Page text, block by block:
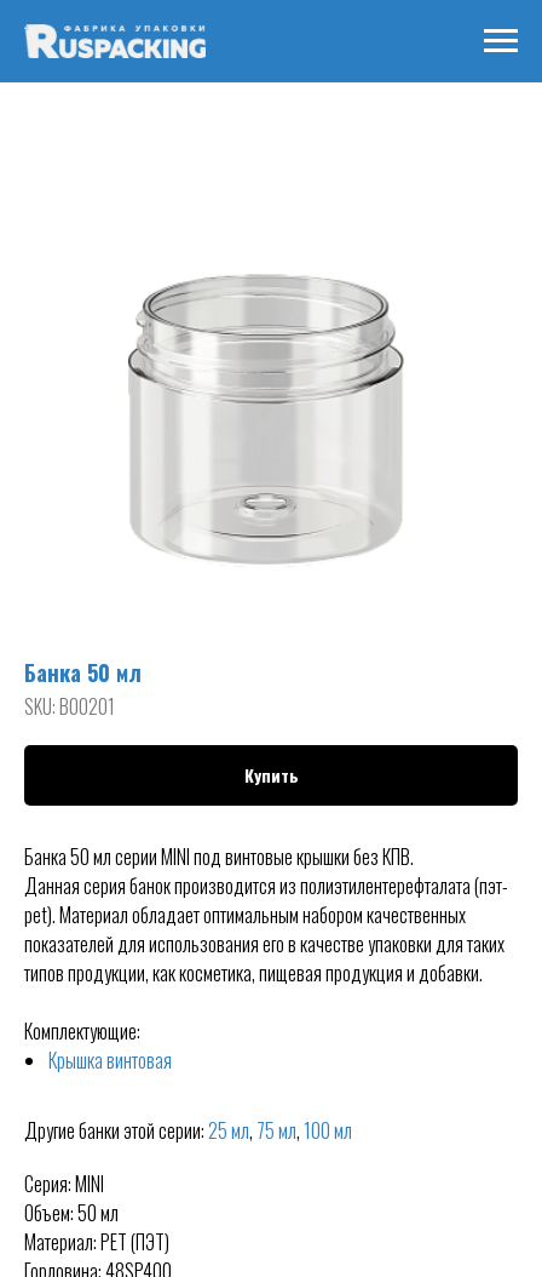
Банка 50 мл
SKU:B00201
Купить
Банка 50 мл серии MINI под винтовые крышки без КПВ.
Данная серия банок производится из полиэтилентерефталата (пэт-
pet). Материал обладает оптимальным набором качественных
показателей для использования его в качестве упаковки для таких
типов продукции, как косметика, пищевая продукция и добавки.
Комплектующие:
Крышка винтовая
Другие банки этой серии:25 мл, 75 мл, 100 мл
Серия: MINI
Объем: 50 мл
Материал: PET (ПЭТ)
Горловина: 48SP400